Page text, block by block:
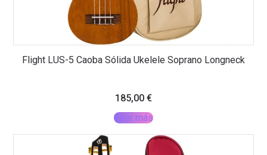
Flight LUS-5 Caoba Sólida Ukelele Soprano Longneck
185,00 €
Leer más